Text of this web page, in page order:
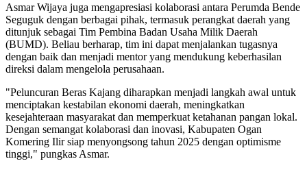
Asmar Wijaya juga mengapresiasi kolaborasi antara Perumda Bende
Seguguk dengan berbagai pihak, termasuk perangkat daerah yang
ditunjuk sebagai Tim Pembina Badan Usaha Milik Daerah
(BUMD). Beliau berharap, tim ini dapat menjalankan tugasnya
dengan baik dan menjadi mentor yang mendukung keberhasilan
direksi dalam mengelola perusahaan.
"Peluncuran Beras Kajang diharapkan menjadi langkah awal untuk
menciptakan kestabilan ekonomi daerah, meningkatkan
kesejahteraan masyarakat dan memperkuat ketahanan pangan lokal.
Dengan semangat kolaborasi dan inovasi, Kabupaten Ogan
Komering Ilir siap menyongsong tahun 2025 dengan optimisme
tinggi," pungkas Asmar.